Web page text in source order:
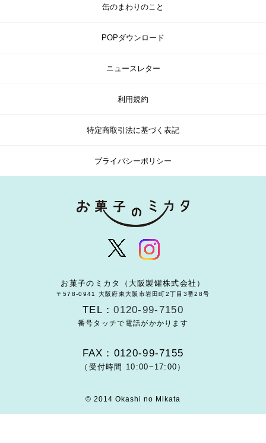
缶のまわりのこと
POPダウンロード
ニュースレター
利用規約
特定商取引法に基づく表記
プライバシーポリシー
お菓子のミカタ（大阪製罐株式会社）
〒578-0941 大阪府東大阪市岩田町2丁目3番28号
TEL：0120-99-7150
番号タッチで電話がかかります
FAX：0120-99-7155
（受付時間 10:00~17:00）
© 2014 Okashi no Mikata